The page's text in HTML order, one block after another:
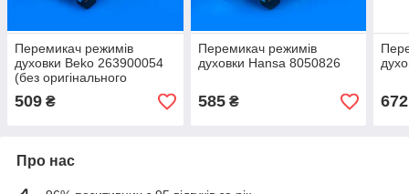
Перемикач режимів
духовки Beko 263900054
(без оригінального
паковання)
509 ₴
Перемикач режимів
духовки Hansa 8050826
585₴ 672
Про нас